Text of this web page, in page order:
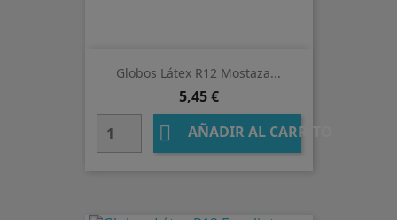
Globos Látex R12 Mostaza...
Precio
5,45 €
 AÑADIR AL CARRITO